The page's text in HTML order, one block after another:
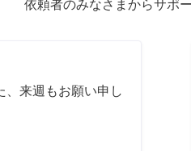
依頼者のみなさまからサポ
、来週もお願い申し